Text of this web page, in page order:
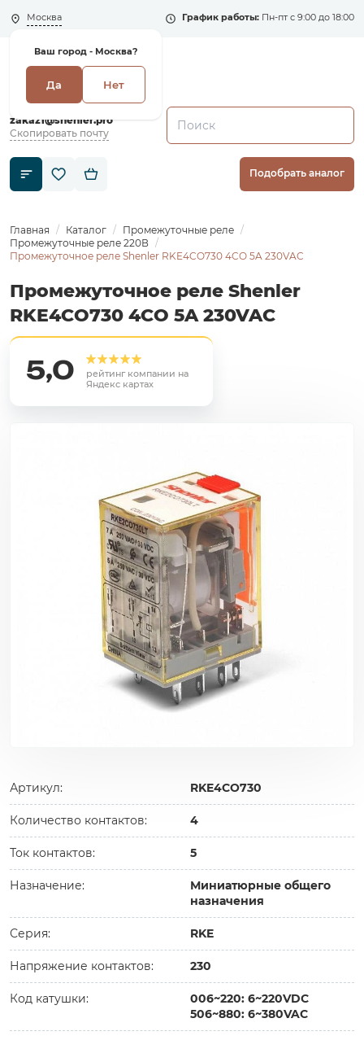
Москва
Ваш город - Москва?
Да Нет
График работы: Пн-пт с 9:00 до 18:00
+7 (495) 135-135-5
zakaz1@shenler.pro
Скопировать почту
Подобрать аналог
Главная Каталог
Промежуточные реле
Промежуточные реле 220В
Промежуточное реле Shenler RKE4CO730 4CO 5A 230VAC
Промежуточное реле Shenler
RKE4CO730 4CO 5A 230VAC
5,0
рейтинг компании на
Яндекс картах
Артикул: RKE4CO730
Количество контактов: 4
Ток контактов: 5
Назначение:
Миниатюрные общего
назначения
Серия: RKE
Напряжение контактов: 230
Код катушки:
006~220: 6~220VDC
506~880: 6~380VAC